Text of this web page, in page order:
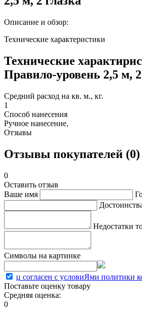
Описание и обзор:
Технические характеристики
Технические
Правило-уровень 2,5 м, 2
Средний расход на кв. м., кг.
1
Способ нанесения
Ручное нанесение,
Отзывы
Отзывы покупателей (0)
0
Оставить отзыв
Ваше имя
Недостатки
Символы на картинке
џ согласен с условиЯми политики
Поставьте оценку товару
Средняя оценка:
0